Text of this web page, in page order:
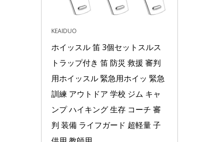
KEAIDUO
ホイッスル 笛 3個セットスルス
トラップ付き 笛 防災 救援 審判
用ホイッスル 緊急用ホイッ 緊急
訓練 アウトドア 学校 ジム キャ
ンプ ハイキング 生存 コーチ 審
判 装備 ライフガード 超軽量 子